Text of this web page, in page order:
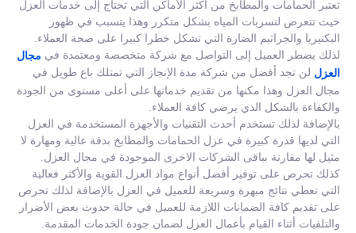
تعتبر الحمامات والمطابخ من أكثر الأماكن التي تحتاج إلى خدمات العزل
حيث تتعرض لتسربات المياه بشكل متكرر وهذا يتسبب في ظهور
البكتيريا والجراثيم الضارة التي تشكل خطرا كبيرا على صحة العملاء.
لذلك يضطر العميل إلى التواصل مع شركة متخصصة ومعتمدة في مجال
العزل لن تجد أفضل من شركة مدة الإنجاز التي تمتلك باع طويل في
مجال العزل وهذا مكنها من تقديم خدماتها على أعلى مستوى من الجودة
والكفاءة بالشكل الذي يرضي كافة العملاء.
بالإضافة لذلك تستخدم أحدث التقنيات والأجهزة المستخدمة في العزل
التي لديها قدرة كبيرة في عزل الحمامات والمطابخ بدقة عالية ومهارة لا
مثيل لها مقارنة بباقى الشركات الاخرى الموجودة في مجال العزل.
كذلك تحرص على توفير أفضل أنواع مواد العزل القوية والأكثر فعالية
التي تعطي نتائج مبهرة وسريعة للعميل في العزل بالإضافة لذلك تحرص
على تقديم كافة الضمانات اللازمة للعميل في حالة حدوث بعض الأضرار
والتلفيات أثناء القيام بأعمال العزل لضمان جودة الخدمات المقدمة.